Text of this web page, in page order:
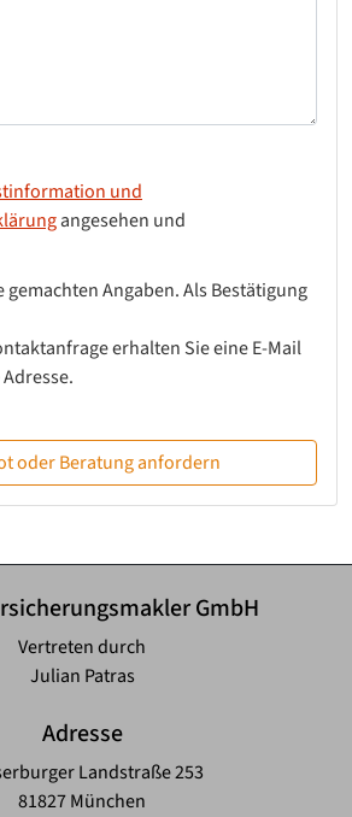
und
angesehen und
gemachten Angaben. Als Bestätigung
erhalten Sie eine E-Mail
oder Beratung anfordern
GmbH
Vertreten durch
Julian Patras
Adresse
Landstraße 253
81827 München